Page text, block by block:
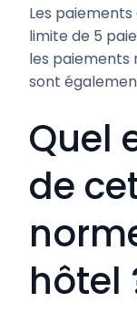
Les paiements
limite de 5
les paiements
sont
Quel
de
hôtel